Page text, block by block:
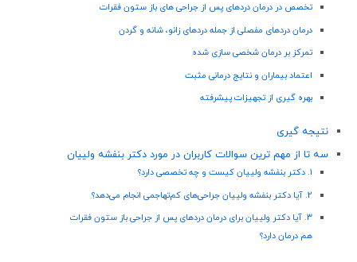
تخصص در درمان دردهای پس از جراحی های باز ستون فقرات
درمان دردهای مفصلی از جمله دردهای زانو، شانه و گردن
تمرکز بر درمان شخصی سازی شده
اعتماد بیماران و نتایج درمانی مثبت
بهره گیری از تجهیزات پیشرفته
نتیجه گیری
سه تا از مهم ترین سوالات کاربران در مورد دکتر بنفشه ولییان
1. دکتر بنفشه ولییان کیست و چه تخصصی دارد؟
2. آیا دکتر بنفشه ولییان جراحی‌های کم‌تهاجمی انجام می‌دهد؟
3. آیا دکتر ولییان برای درمان دردهای پس از جراحی باز ستون فقرات
هم درمان دارد؟